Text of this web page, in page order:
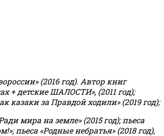
(2016 год). Автор книг
+ детские ШАЛОСТИ», (2011 год);
казаки за Правдой ходили» (2019 год);
мира на земле» (2015 год); пьеса
;пьеса «Родные небратья» (2018 год),